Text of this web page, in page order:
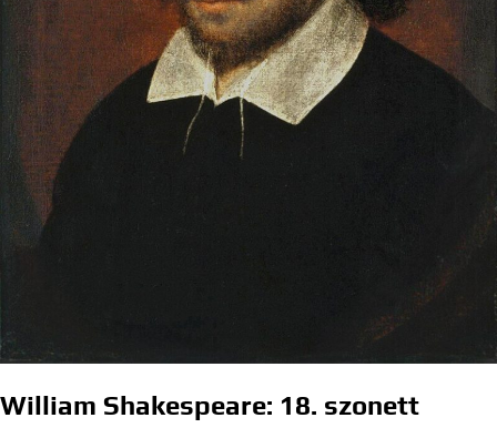
William Shakespeare: 18. szonett